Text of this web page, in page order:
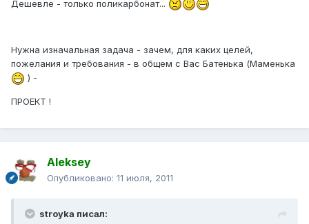
Дешевле - только поликарбонат...
Нужна изначальная задача - зачем, для каких целей,
пожелания и требования - в общем с Вас Батенька (Маменька
) -
ПРОЕКТ !
Aleksey
Опубликовано: 11 июля, 2011
stroyka писал: